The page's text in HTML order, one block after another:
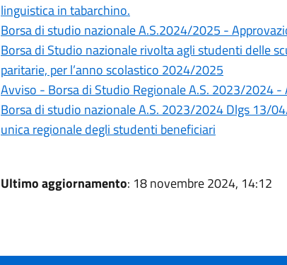
linguistica in tabarchino.
Borsa di studio nazionale A.S.2024/2025 -
Borsa di Studio nazionale rivolta agli studenti delle
paritarie, per l’anno scolastico 2024/2025
Avviso - Borsa di Studio Regionale A.S. 2023/2024
Borsa di studio nazionale A.S. 2023/2024 Dlgs 13/
unica regionale degli studenti beneficiari
Ultimo aggiornamento: 18 novembre 2024, 14:12